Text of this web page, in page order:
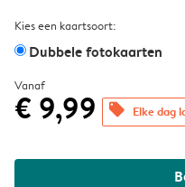
Kies een kaartsoort:
Dubbele fotokaarten
Vanaf
€ 9,99 offers Elke dag